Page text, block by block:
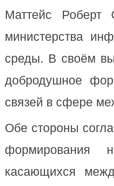
Маттейс Роберт
министерства
среды. В своём
добродушное
связей в сфере
Обе стороны
формирования
касающихся